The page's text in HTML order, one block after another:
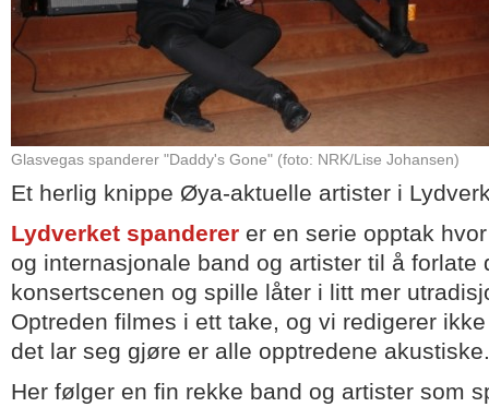
Glasvegas spanderer "Daddy's Gone" (foto: NRK/Lise Johansen)
Et herlig knippe Øya-aktuelle artister i
Lydverket spanderer er en serie opptak
og internasjonale band og artister til å forlate
konsertscenen og spille låter i litt mer
Optreden filmes i ett take, og vi redigerer
det lar seg gjøre er alle opptredene akustiske.
Her følger en fin rekke band og artister som